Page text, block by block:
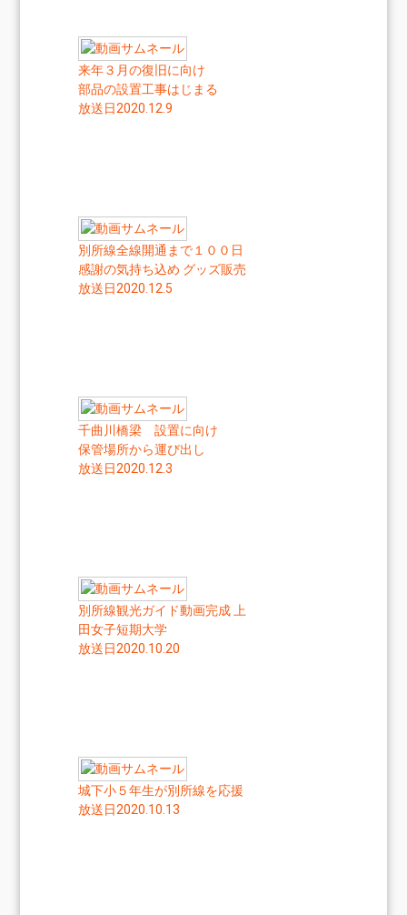
来年３月の復旧に向け
部品の設置工事はじまる
放送日2020.12.9
別所線全線開通まで１００日
感謝の気持ち込め グッズ販売
放送日2020.12.5
千曲川橋梁 設置に向け
保管場所から運び出し
放送日2020.12.3
別所線観光ガイド動画完成 上
田女子短期大学
放送日2020.10.20
城下小５年生が別所線を応援
放送日2020.10.13